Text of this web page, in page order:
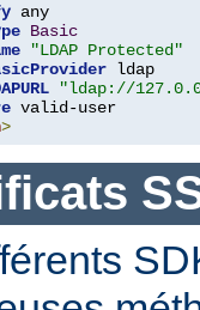
any
Basic
"LDAP Protected"
ldap
"ldap://
>